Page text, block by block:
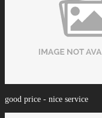
good price - nice service